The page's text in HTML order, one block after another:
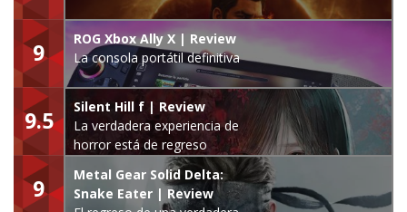
9
ROG Xbox Ally X | Review
La consola portátil definitiva
9.5
Silent Hill f | Review
La verdadera experiencia de
horror está de regreso
9
Metal Gear Solid Delta:
Snake Eater | Review